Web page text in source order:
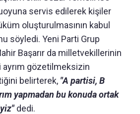
servis edilerek kişiler
oluşturulmasının kabul
söyledi. Yeni Parti Grup
Başarır da milletvekillerinin
gözetilmeksizin
belirterek, "A partisi, B
yapmadan bu konuda ortak
dedi.